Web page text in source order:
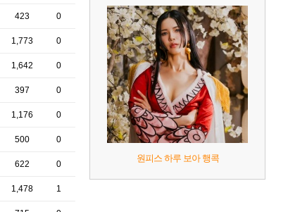
423 0
1,773 0
1,642 0
397 0
1,176 0
500 0
622 0
1,478 1
원피스 하루 보아 행콕